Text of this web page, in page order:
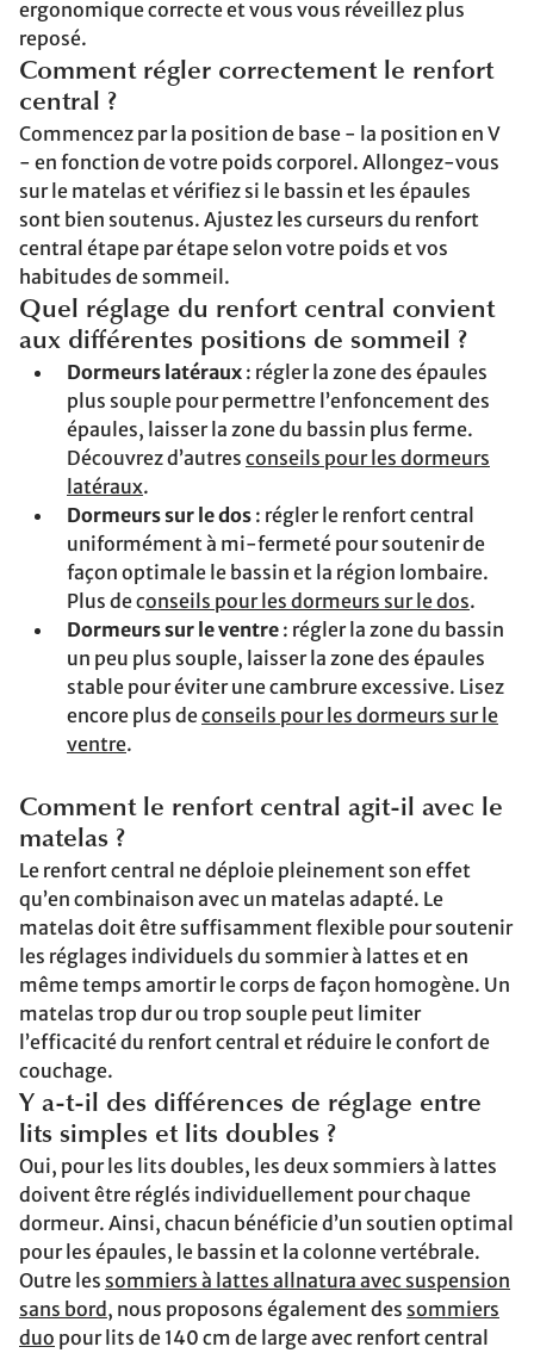
ergonomique correcte et vous vous réveillez plus
reposé.
Comment régler correctement le renfort
central ?
Commencez par la position de base - la position en V
- en fonction de votre poids corporel. Allongez-vous
sur le matelas et vérifiez si le bassin et les épaules
sont bien soutenus. Ajustez les curseurs du renfort
central étape par étape selon votre poids et vos
habitudes de sommeil.
Quel réglage du renfort central convient
aux différentes positions de sommeil ?
Dormeurs latéraux : régler la zone des épaules
plus souple pour permettre l’enfoncement des
épaules, laisser la zone du bassin plus ferme.
Découvrez d’autres conseils pour les dormeurs
latéraux.
Dormeurs sur le dos : régler le renfort central
uniformément à mi-fermeté pour soutenir de
façon optimale le bassin et la région lombaire.
Plus de conseils pour les dormeurs sur le dos.
Dormeurs sur le ventre : régler la zone du bassin
un peu plus souple, laisser la zone des épaules
stable pour éviter une cambrure excessive. Lisez
encore plus deconseils pour les dormeurs sur le
ventre.
Comment le renfort central agit-il avec le
matelas ?
Le renfort central ne déploie pleinement son effet
qu’en combinaison avec un matelas adapté. Le
matelas doit être suffisamment flexible pour soutenir
les réglages individuels du sommier à lattes et en
même temps amortir le corps de façon homogène. Un
matelas trop dur ou trop souple peut limiter
l’efficacité du renfort central et réduire le confort de
couchage.
Y a-t-il des différences de réglage entre
lits simples et lits doubles ?
Oui, pour les lits doubles, les deux sommiers à lattes
doivent être réglés individuellement pour chaque
dormeur. Ainsi, chacun bénéficie d’un soutien optimal
pour les épaules, le bassin et la colonne vertébrale.
Outre les sommiers à lattes allnatura avec suspension
sans bord , nous proposons également des sommiers
duo pour lits de 140 cm de large avec renfort central